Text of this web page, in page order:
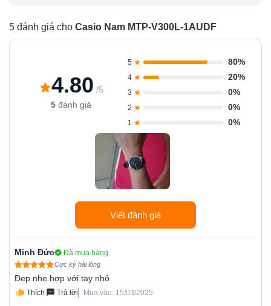
5 đánh giá cho Casio Nam MTP-V300L-1AUDF
4.80 /5
5 đánh giá
5 80%
4 20%
3 0%
2 0%
1 0%
Viết đánh giá
Minh Đức Đã mua hàng
Cực kỳ hài lòng
Đẹp nhẹ hợp với tay nhỏ
Thích Trả lời Mua vào: 15/03/2025